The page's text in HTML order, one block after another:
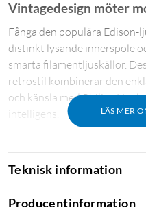
LÄS MER
Vintagedesign möter
Fånga den populära Edison-
distinkt lysande innerspole
smarta filamentljuskällor.
retrostil kombinerar den
och känsla med Philips
intelligens.
Lås upp hela utbudet
med Hue Bridge
Lägg till en Hue Bridge(
Teknisk information
Producentinformation